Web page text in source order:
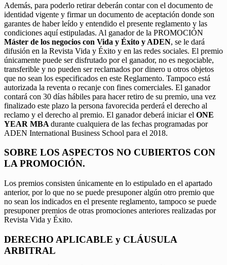
Además, para poderlo retirar deberán contar con el documento de
identidad vigente y firmar un documento de aceptación donde son
garantes de haber leído y entendido el presente reglamento y las
condiciones aquí estipuladas. Al ganador de la PROMOCIÓN
Máster de los negocios con Vida y Éxito y ADEN, se le dará
difusión en la Revista Vida y Éxito y en las redes sociales. El premio
únicamente puede ser disfrutado por el ganador, no es negociable,
transferible y no pueden ser reclamados por dinero u otros objetos
que no sean los especificados en este Reglamento. Tampoco está
autorizada la reventa o recanje con fines comerciales. El ganador
contará con 30 días hábiles para hacer retiro de su premio, una vez
finalizado este plazo la persona favorecida perderá el derecho al
reclamo y el derecho al premio. El ganador deberá iniciar el ONE
YEAR MBA durante cualquiera de las fechas programadas por
ADEN International Business School para el 2018.
SOBRE LOS ASPECTOS NO CUBIERTOS CON
LA PROMOCIÓN.
Los premios consisten únicamente en lo estipulado en el apartado
anterior, por lo que no se puede presuponer algún otro premio que
no sean los indicados en el presente reglamento, tampoco se puede
presuponer premios de otras promociones anteriores realizadas por
Revista Vida y Éxito.
DERECHO APLICABLE y CLÁUSULA
ARBITRAL